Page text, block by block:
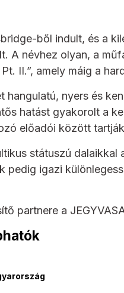
ből indult, és a
A névhez olyan, a
II.”, amely máig a
nyers és
hatást gyakorolt a
előadói között
státuszú dalaikkal
pedig igazi
partnere a